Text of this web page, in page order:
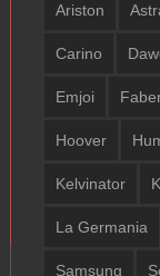
Ariston
Carino
Emjoi
Hoover
Kelvinator
La Germania
Samsung